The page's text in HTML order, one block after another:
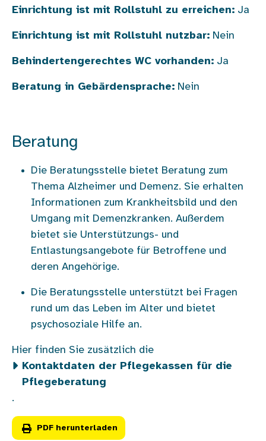
Einrichtung ist mit Rollstuhl zu erreichen: Ja
Einrichtung ist mit Rollstuhl nutzbar: Nein
Behindertengerechtes WC vorhanden: Ja
Beratung in Gebärdensprache: Nein
Beratung
Die Beratungsstelle bietet Beratung zum
Thema Alzheimer und Demenz. Sie erhalten
Informationen zum Krankheitsbild und den
Umgang mit Demenzkranken. Außerdem
bietet sie Unterstützungs- und
Entlastungsangebote für Betroffene und
deren Angehörige.
Die Beratungsstelle unterstützt bei Fragen
rund um das Leben im Alter und bietet
psychosoziale Hilfe an.
Hier finden Sie zusätzlich die
Kontaktdaten der Pflegekassen für die
Pflegeberatung
.
PDF herunterladen